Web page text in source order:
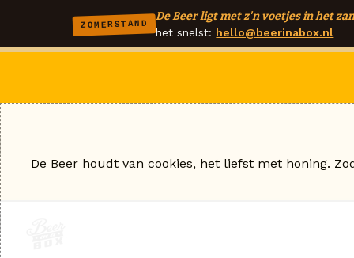
ZOMERSTAND
De Beer ligt met z'n voetjes in het
het snelst: hello@beerinabox.nl
De Beer houdt van cookies, het liefst met honing.